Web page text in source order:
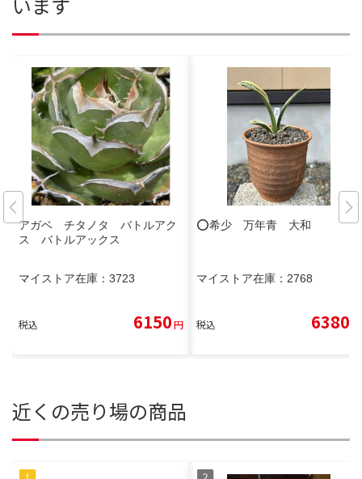
アガベ チタノタ バトルアク
ス バトルアックス
マイストア在庫： 3723
税込 6150円
⭕️希少 万年青 大和
マイストア在庫： 2768
税込 6380
近くの売り場の商品